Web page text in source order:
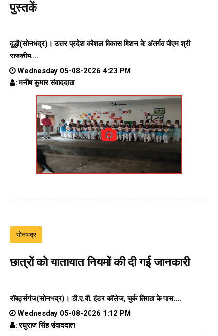
पुस्तकें
दुद्धी(सोनभद्र)। उत्तर प्रदेश कौशल विकास मिशन के अंतर्गत पीएम श्री
राजकीय....
Wednesday 05-08-2026 4:23 PM
: मनीष कुमार संवाददाता
सोनभद्र
छात्रों को यातायात नियमों की दी गई जानकारी
रॉबर्ट्सगंज(सोनभद्र)। डी.ए.वी. इंटर कॉलेज, चुर्क तिराहा के पास....
Wednesday 05-08-2026 1:12 PM
: रघुराज सिंह संवाददाता